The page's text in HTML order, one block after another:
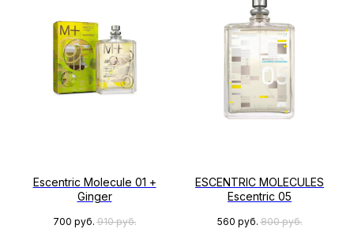
Escentric Molecule 01 +
Ginger
700 руб. 910 руб.
ESCENTRIC MOLECULES
Escentric 05
560 руб. 800 руб.